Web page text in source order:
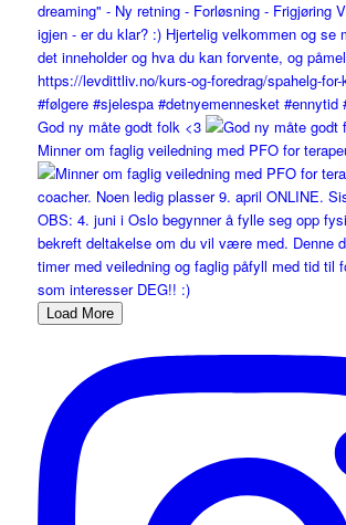
God ny måte godt folk <3
Minner om faglig veiledning med PFO for
Load More